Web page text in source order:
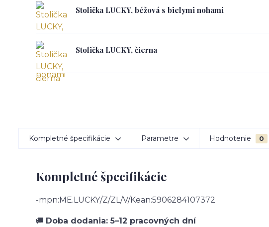
Stolička LUCKY, béžová s bielymi nohami
Stolička LUCKY, čierna
Kompletné špecifikácie Parametre Hodnotenie 0
Kompletné špecifikácie
-mpn:ME.LUCKY/Z/ZL/V/Kean:5906284107372
🚚 Doba dodania: 5–12 pracovných dní